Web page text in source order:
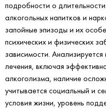
подробности о
алкогольных напитков и
запойные эпизоды и их
психических и физических
зависимости.
лечения, включая
алкоголизма, наличие
учитывается социальный и
условия жизни, уровень